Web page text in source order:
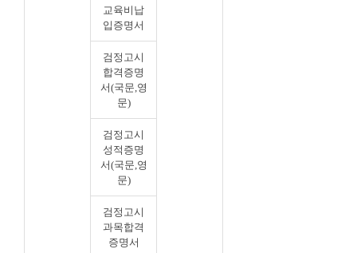
교육비납
입증명서
검정고시
합격증명
서(국문,영
문)
검정고시
성적증명
서(국문,영
문)
검정고시
과목합격
증명서